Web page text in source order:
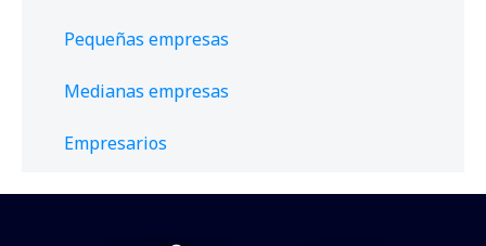
Pequeñas empresas
Medianas empresas
Empresarios